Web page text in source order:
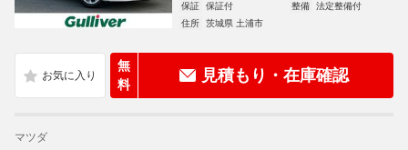
保証
保証付 整備
法定整備付
住所
茨城県 土浦市
無
料
見積もり・在庫確認
マツダ